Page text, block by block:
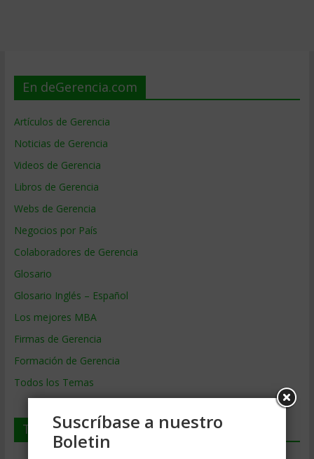
En deGerencia.com
Artículos de Gerencia
Noticias de Gerencia
Videos de Gerencia
Libros de Gerencia
Webs de Gerencia
Negocios por País
Colaboradores de Gerencia
Glosario
Glosario Inglés – Español
Los mejores MBA
Firmas de Gerencia
Formación de Gerencia
Todos los Temas
Temas de Gerencia
Suscríbase a nuestro
Boletin